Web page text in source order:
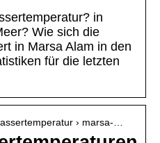
in
Wie sich die
in Marsa Alam in den
für die letzten
› marsa-…